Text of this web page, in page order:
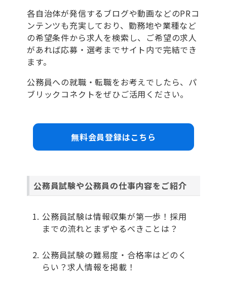
各自治体が発信するブログや動画などのPRコ
ンテンツも充実しており、勤務地や業種など
の希望条件から求人を検索し、ご希望の求人
があれば応募・選考までサイト内で完結でき
ます。
公務員への就職・転職をお考えでしたら、パ
ブリックコネクトをぜひご活用ください。
無料会員登録はこちら
公務員試験や公務員の仕事内容をご紹介
公務員試験は情報収集が第一歩！採用
までの流れとまずやるべきことは？
公務員試験の難易度・合格率はどのく
らい？求人情報を掲載！